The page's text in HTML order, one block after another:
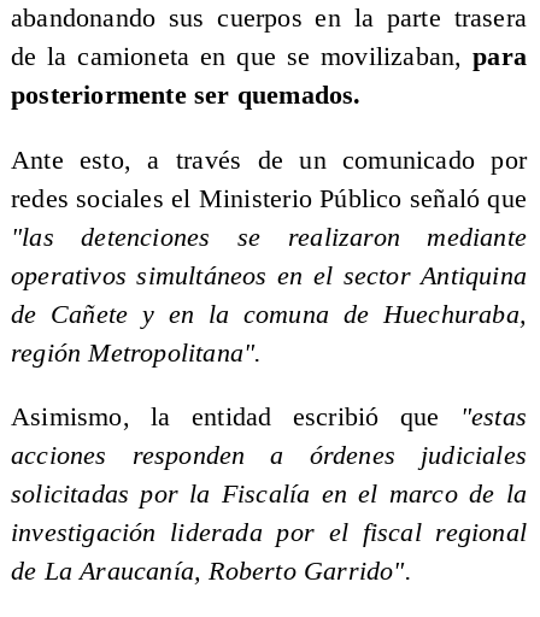
abandonando sus cuerpos en la parte trasera
de la camioneta en que se movilizaban,para
posteriormente ser quemados.
Ante esto, a través de un comunicado por
redes sociales el Ministerio Público señaló que
"las detenciones se realizaron mediante
operativos simultáneos en el sector Antiquina
de Cañete y en la comuna de Huechuraba,
región Metropolitana".
Asimismo, la entidad escribió que "estas
acciones responden a órdenes judiciales
solicitadas por la Fiscalía en el marco de la
investigación liderada por el fiscal regional
de La Araucanía, Roberto Garrido".